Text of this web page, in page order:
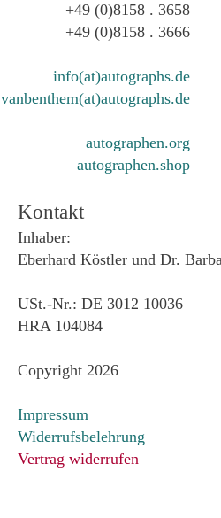
+49 (0)8158 . 3658
+49 (0)8158 . 3666
info(at)autographs.de
vanbenthem(at)autographs.de
autographen.org
autographen.shop
Kontakt
Inhaber:
Eberhard Köstler und Dr.
USt.-Nr.: DE 3012 10036
HRA 104084
Copyright 2026
Impressum
Widerrufsbelehrung
Vertrag widerrufen